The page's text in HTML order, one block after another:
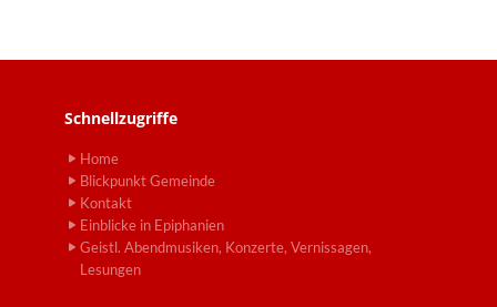
Schnellzugriffe
Home
Blickpunkt Gemeinde
Kontakt
Einblicke in Epiphanien
Geistl. Abendmusiken, Konzerte, Vernissagen,
Lesungen